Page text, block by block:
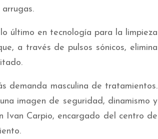
último en tecnología para la limpieza
a través de pulsos sónicos, elimina
demanda masculina de tratamientos.
imagen de seguridad, dinamismo y
Ivan Carpio, encargado del centro de